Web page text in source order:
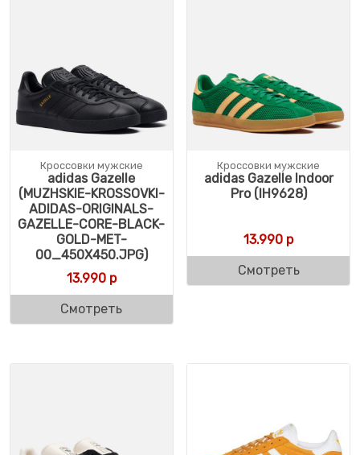
Кроссовки мужские
adidas Gazelle
(MUZHSKIE-KROSSOVKI-
ADIDAS-ORIGINALS-
GAZELLE-CORE-BLACK-
GOLD-MET-
00_450X450.JPG)
13.990р
Смотреть
Кроссовки мужские
adidas Gazelle Indoor
Pro (IH9628)
13.990 р
Смотреть